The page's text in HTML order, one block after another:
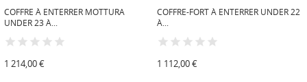
COFFRE À ENTERRER MOTTURA
UNDER 23 À...
1 214,00 €
COFFRE-FORT À ENTERRER UNDER 22
À...
1 112,00 €